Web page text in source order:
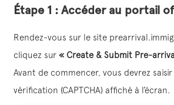
Étape 1 : Accéder au portail
Rendez-vous sur le site
cliquez sur « Create & Submit Pre-
Avant de commencer, vous devrez
vérification (CAPTCHA) affiché à l’écran.